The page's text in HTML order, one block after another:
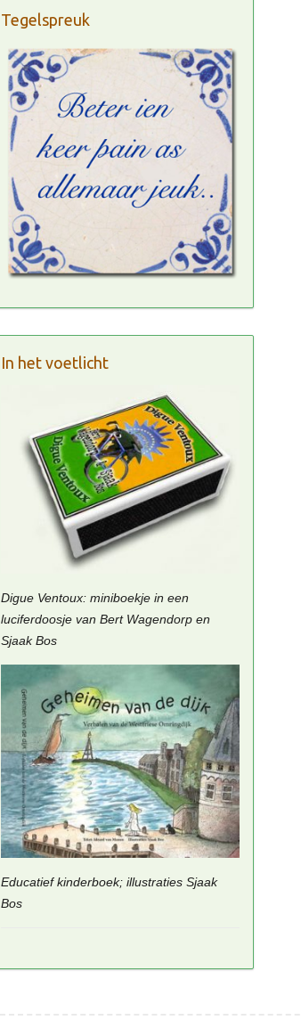
Tegelspreuk
In het voetlicht
Digue Ventoux: miniboekje in een
luciferdoosje van Bert Wagendorp en
Sjaak Bos
Educatief kinderboek; illustraties Sjaak
Bos